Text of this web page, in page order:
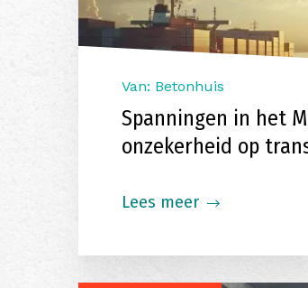
Van: Betonhuis
Spanningen in het
onzekerheid op
Lees meer